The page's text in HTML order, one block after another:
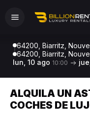
64200, Biarritz,
64200, Biarritz,
lun, 10 ago 10:00
ALQUILA UN
COCHES DE